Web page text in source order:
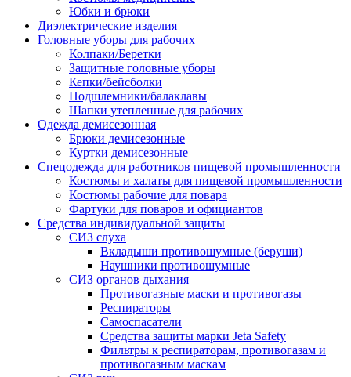
Юбки и брюки
Диэлектрические изделия
Головные уборы для рабочих
Колпаки/Беретки
Защитные головные уборы
Кепки/бейсболки
Подшлемники/балаклавы
Шапки утепленные для рабочих
Одежда демисезонная
Брюки демисезонные
Куртки демисезонные
Спецодежда для работников пищевой промышленности
Костюмы и халаты для пищевой промышленности
Костюмы рабочие для повара
Фартуки для поваров и официантов
Средства индивидуальной защиты
СИЗ слуха
Вкладыши противошумные (беруши)
Наушники противошумные
СИЗ органов дыхания
Противогазные маски и противогазы
Респираторы
Самоспасатели
Средства защиты марки Jeta Safety
Фильтры к респираторам, противогазам и
противогазным маскам